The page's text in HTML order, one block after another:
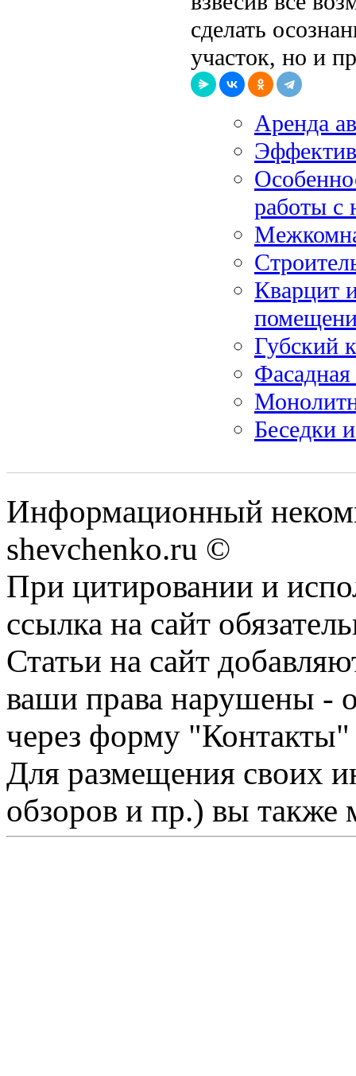
сделать
участок, но и
Аренда
работы с
Кварцит
Губский
Фасадная
Беседки
Информационный
shevchenko.ru ©
При цитировании и
ссылка на сайт
Статьи на сайт
ваши права нарушены -
через форму "Контакты"
Для размещения своих
обзоров и пр.) вы также